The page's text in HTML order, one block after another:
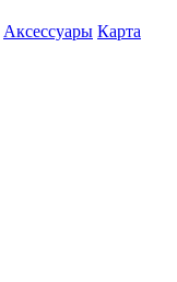
Аксессуары Карта